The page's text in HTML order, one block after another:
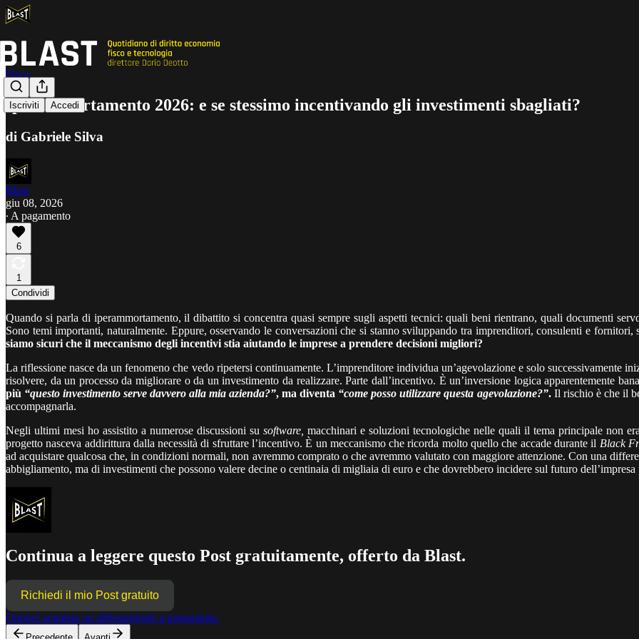
Iscriviti Accedi
Fisco
Iperammortamento 2026: e se stessimo incentivando gli investimenti sbagliati?
di Gabriele Silva
Blast
giu 08, 2026
∙ A pagamento
6
1
Condividi
Quando si parla di iperammortamento, il dibattito si concentra quasi sempre sugli aspetti tecnici: quali beni rientrano, quali documenti
Sono temi importanti, naturalmente. Eppure, osservando le conversazioni che si stanno sviluppando tra imprenditori, consulenti e
siamo sicuri che il meccanismo degli incentivi stia aiutando le imprese a prendere decisioni migliori?
La riflessione nasce da un fenomeno che vedo ripetersi continuamente. L’imprenditore individua un’agevolazione e solo successivamente
risolvere, da un processo da migliorare o da un investimento da realizzare. Parte dall’incentivo. È un’inversione logica apparentemente
più “questo investimento serve davvero alla mia azienda?”, ma diventa “come posso utilizzare questa agevolazione?”.Il rischio è che il
accompagnarla.
Negli ultimi mesi ho assistito a numerose discussioni su software, macchinari e soluzioni tecnologiche nelle quali il tema principale non
progetto nasceva addirittura dalla necessità di sfruttare l’incentivo. È un meccanismo che ricorda molto quello che accade durante il Black
ad acquistare qualcosa che, in condizioni normali, non avremmo comprato o che avremmo valutato con maggiore attenzione. Con una
abbigliamento, ma di investimenti che possono valere decine o centinaia di migliaia di euro e che dovrebbero incidere sul futuro
Continua a leggere questo Post gratuitamente, offerto da Blast.
Richiedi il mio Post gratuito
Oppure acquista un abbonamento a pagamento.